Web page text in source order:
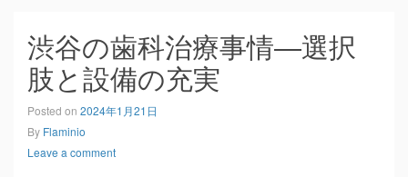
渋谷の歯科治療事情―選択
肢と設備の充実
Posted on 2024年1月21日
By Flaminio
Leave a comment